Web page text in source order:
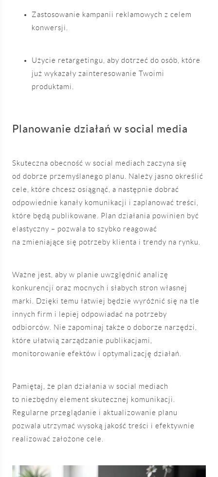
Zastosowanie kampanii reklamowych z celem
konwersji.
Użycie retargetingu, aby dotrzeć do osób, które
już wykazały zainteresowanie Twoimi
produktami.
Planowanie działań w social media
Skuteczna obecność w social mediach zaczyna się
od dobrze przemyślanego planu. Należy jasno określić
cele, które chcesz osiągnąć, a następnie dobrać
odpowiednie kanały komunikacji i zaplanować treści,
które będą publikowane. Plan działania powinien być
elastyczny – pozwala to szybko reagować
na zmieniające się potrzeby klienta i trendy na rynku.
Ważne jest, aby w planie uwzględnić analizę
konkurencji oraz mocnych i słabych stron własnej
marki. Dzięki temu łatwiej będzie wyróżnić się na tle
innych firm i lepiej odpowiadać na potrzeby
odbiorców. Nie zapominaj także o doborze narzędzi,
które ułatwią zarządzanie publikacjami,
monitorowanie efektów i optymalizację działań.
Pamiętaj, że plan działania w social mediach
to niezbędny element skutecznej komunikacji.
Regularne przeglądanie i aktualizowanie planu
pozwala utrzymać wysoką jakość treści i efektywnie
realizować założone cele.